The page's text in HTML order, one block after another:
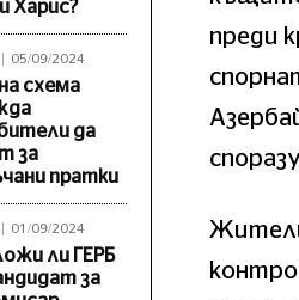
Харис?
05/09/2024
схема
да
за
пратки
01/09/2024
ли ГЕРБ
за
преди